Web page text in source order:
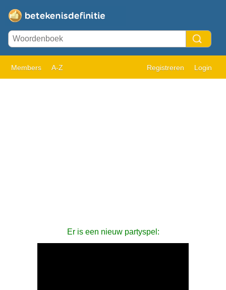
Members A-Z Registreren Login
Er is een nieuw partyspel: